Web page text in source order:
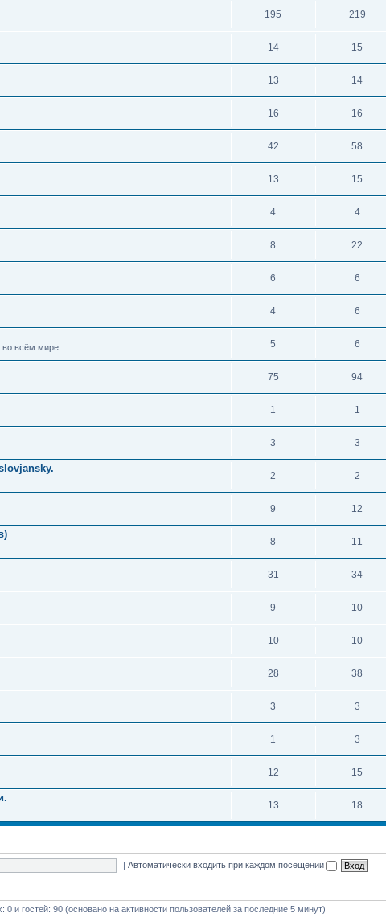
195 219
14 15
13 14
16 16
42 58
13 15
4 4
8 22
6 6
4 6
всём мире. 5 6
75 94
1 1
3 3
2 2
9 12
8 11
31 34
9 10
10 10
28 38
3 3
1 3
12 15
13 18
|Автоматически входить при каждом посещении
0 и гостей: 90 (основано на активности пользователей за последние 5 минут)